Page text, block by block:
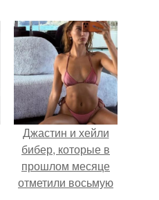
Джастин и хейли
бибер, которые в
прошлом месяце
отметили восьмую